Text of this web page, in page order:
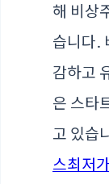
해 비상
습니다.
감하고
은 스타
고 있습
스최저가